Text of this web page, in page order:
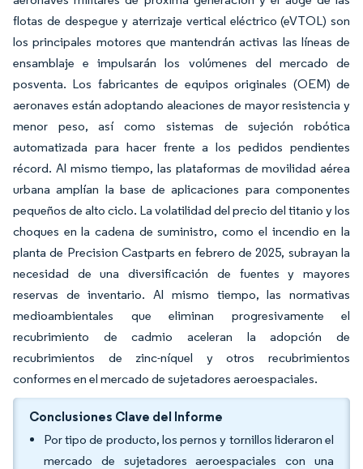
flotas de despegue y aterrizaje vertical eléctrico (eVTOL) son
los principales motores que mantendrán activas las líneas de
ensamblaje e impulsarán los volúmenes del mercado de
posventa. Los fabricantes de equipos originales (OEM) de
aeronaves están adoptando aleaciones de mayor resistencia y
menor peso, así como sistemas de sujeción robótica
automatizada para hacer frente a los pedidos pendientes
récord. Al mismo tiempo, las plataformas de movilidad aérea
urbana amplían la base de aplicaciones para componentes
pequeños de alto ciclo. La volatilidad del precio del titanio y los
choques en la cadena de suministro, como el incendio en la
planta de Precision Castparts en febrero de 2025, subrayan la
necesidad de una diversificación de fuentes y mayores
reservas de inventario. Al mismo tiempo, las normativas
medioambientales que eliminan progresivamente el
recubrimiento de cadmio aceleran la adopción de
recubrimientos de zinc-níquel y otros recubrimientos
conformes en el mercado de sujetadores aeroespaciales.
Conclusiones Clave del Informe
Por tipo de producto, los pernos y tornillos lideraron el
mercado de sujetadores aeroespaciales con una